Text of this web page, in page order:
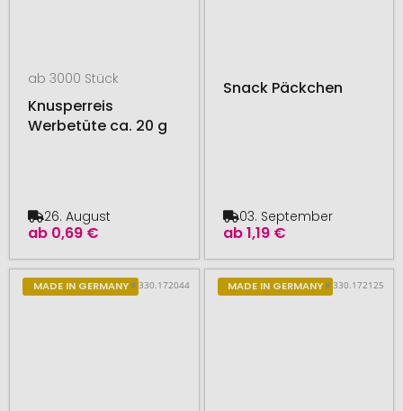
ab 3000 Stück
Knusperreis
Werbetüte ca. 20 g
ab 0,69 €
26. August
Snack Päckchen
ab1,19 €
03. September
MADE IN GERMANY# 330.172044 MADE IN GERMANY# 330.172125